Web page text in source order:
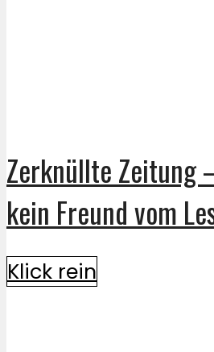
Zerknüllte Zeitung
kein Freund vom
Klick rein